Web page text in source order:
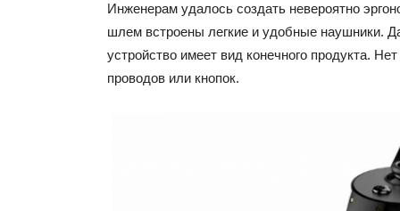
Инженерам удалось создать невероятно
шлем встроены легкие и удобные наушники.
устройство имеет вид конечного продукта.
проводов или кнопок.